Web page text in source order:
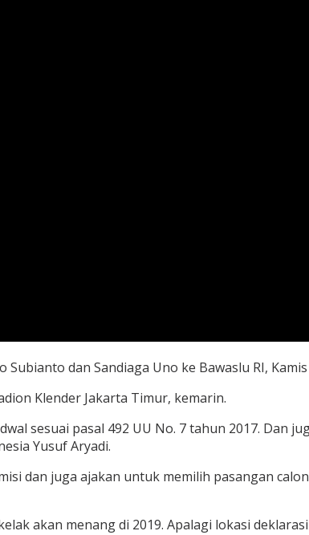
dan Sandiaga Uno ke Bawaslu RI,
Klender Jakarta Timur, kemarin.
sesuai pasal 492 UU No. 7 tahun 2017. Dan
Yusuf Aryadi.
dan juga ajakan untuk memilih pasangan
akan menang di 2019. Apalagi lokasi